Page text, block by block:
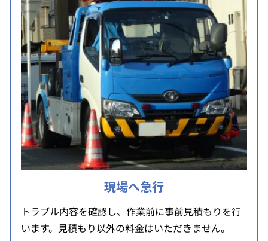
現場へ急行
トラブル内容を確認し、作業前に事前見積もりを行
います。見積もり以外の料金はいただきません。